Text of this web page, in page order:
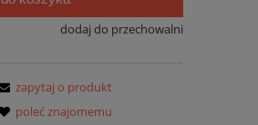
dodaj do przechowalni
zapytaj o produkt
poleć znajomemu